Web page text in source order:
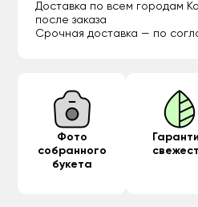
Доставка по всем городам
после заказа
Срочная доставка — по
Фото
собранного
букета